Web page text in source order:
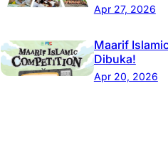
Apr 27, 2026
Maarif
Dibuka!
Apr 20, 2026